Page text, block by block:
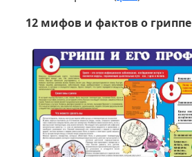
12 мифов и фактов о гриппе